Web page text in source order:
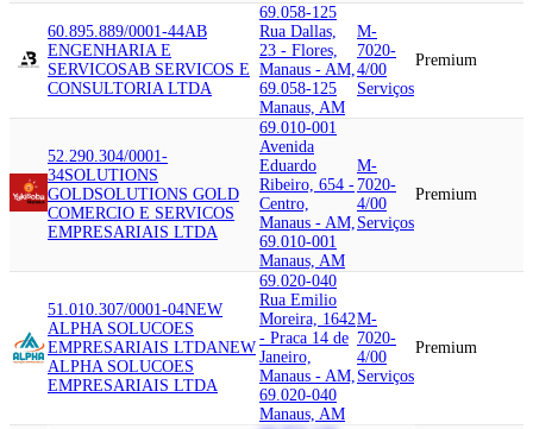
60.895.889/0001-44AB
ENGENHARIA E
SERVICOSAB SERVICOS E
CONSULTORIA LTDA
69.058-125
Rua Dallas,
23 - Flores,
Manaus - AM,
69.058-125
Manaus, AM
M-
7020-
4/00
Serviços
Premium
52.290.304/0001-
34SOLUTIONS
GOLDSOLUTIONS GOLD
COMERCIO E SERVICOS
EMPRESARIAIS LTDA
69.010-001
Avenida
Eduardo
Ribeiro, 654 -
Centro,
Manaus - AM,
69.010-001
Manaus, AM
M-
7020-
4/00
Serviços
Premium
51.010.307/0001-04NEW
ALPHA SOLUCOES
EMPRESARIAIS LTDANEW
ALPHA SOLUCOES
EMPRESARIAIS LTDA
69.020-040
Rua Emilio
Moreira, 1642
- Praca 14 de
Janeiro,
Manaus - AM,
69.020-040
Manaus, AM
M-
7020-
4/00
Serviços
Premium